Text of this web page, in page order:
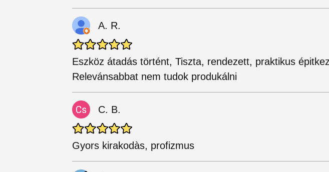
A. R.
Eszköz átadás történt, Tiszta, rendezett, praktikus
Relevánsabbat nem tudok produkálni
C. B.
Gyors kirakodàs, profizmus